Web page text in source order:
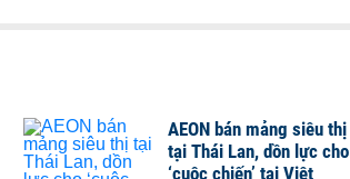
AEON bán mảng siêu thị
tại Thái Lan, dồn lực cho
‘cuộc chiến’ tại Việt